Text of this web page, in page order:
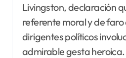
Livingston, declaración
referente moral y de faro
dirigentes políticos
admirable gesta heroica.